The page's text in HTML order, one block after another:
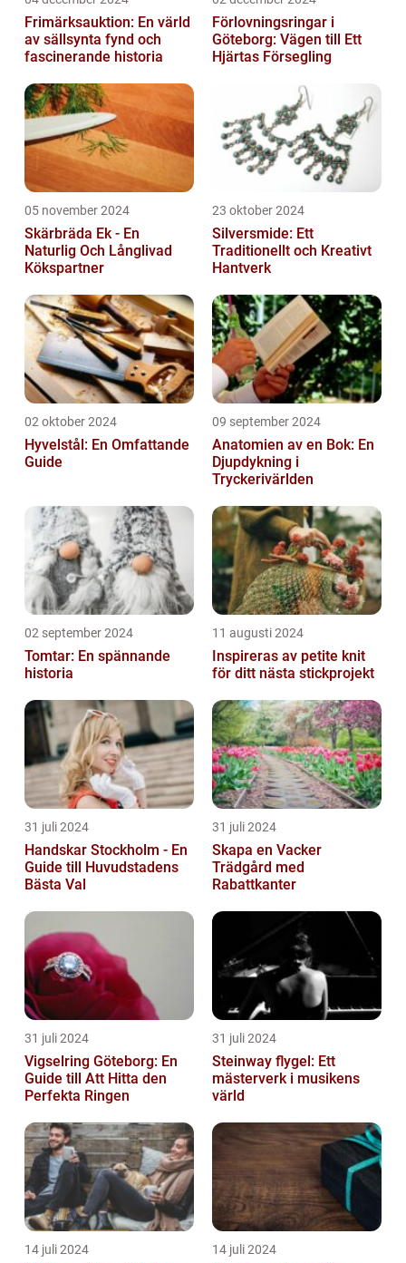
Frimärksauktion: En värld
av sällsynta fynd och
fascinerande historia
Förlovningsringar i
Göteborg: Vägen till Ett
Hjärtas Försegling
05 november 2024
Skärbräda Ek - En
Naturlig Och Långlivad
Kökspartner
23 oktober 2024
Silversmide: Ett
Traditionellt och Kreativt
Hantverk
02 oktober 2024
Hyvelstål: En Omfattande
Guide
09 september 2024
Anatomien av en Bok: En
Djupdykning i
Tryckerivärlden
02 september 2024
Tomtar: En spännande
historia
11 augusti 2024
Inspireras av petite knit
för ditt nästa stickprojekt
31 juli 2024
Handskar Stockholm - En
Guide till Huvudstadens
Bästa Val
31 juli 2024
Skapa en Vacker
Trädgård med
Rabattkanter
31 juli 2024
Vigselring Göteborg: En
Guide till Att Hitta den
Perfekta Ringen
31 juli 2024
Steinway flygel: Ett
mästerverk i musikens
värld
14 juli 2024 14 juli 2024